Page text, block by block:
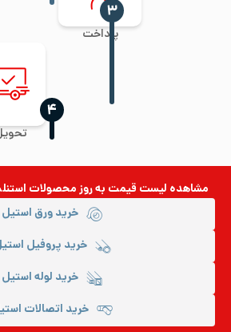
پرداخت
‍۳
‍۴
مشاهده لیست قیمت به روزمحصولات
خرید ورق استیل
خرید پروفیل
خرید لوله استیل
خرید اتصالات